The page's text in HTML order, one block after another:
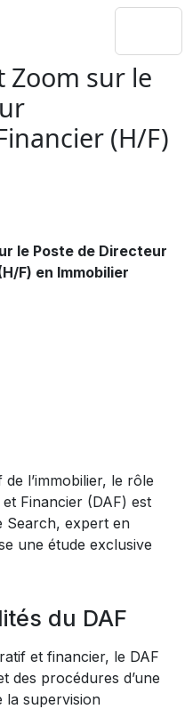
Zoom sur le
(H/F)
le Poste de Directeur
F) en Immobilier
l’immobilier, le rôle
Financier (DAF) est
Search, expert en
une étude exclusive
du DAF
et financier, le DAF
des procédures d’une
la supervision